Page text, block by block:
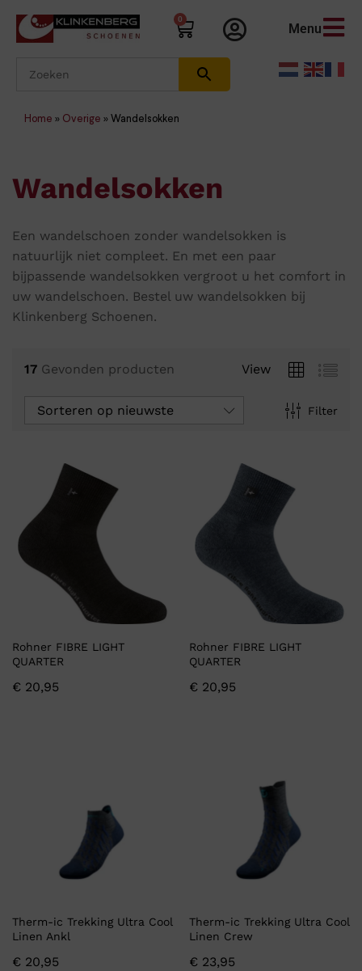
0
Menu
Home » Overige » Wandelsokken
Wandelsokken
Een wandelschoen zonder wandelsokken is
natuurlijk niet compleet. En met een paar
bijpassende wandelsokken vergroot u het comfort in
uw wandelschoen. Bestel uw wandelsokken bij
Klinkenberg Schoenen.
17 Gevonden producten View
Filter
Sorteren op nieuwste
Rohner FIBRE LIGHT
QUARTER
€ 20,95
Rohner FIBRE LIGHT
QUARTER
€ 20,95
Therm-ic Trekking Ultra Cool
Linen Ankl
€ 20,95
Therm-ic Trekking Ultra Cool
Linen Crew
€ 23,95